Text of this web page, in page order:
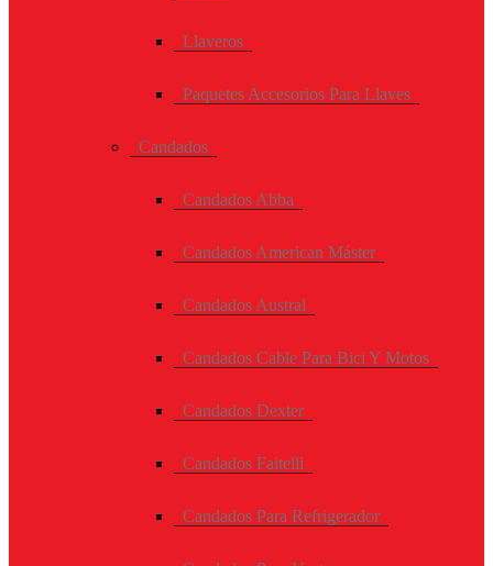
Llaveros
Paquetes Accesorios Para Llaves
Candados
Candados Abba
Candados American Máster
Candados Austral
Candados Cable Para Bici Y Motos
Candados Dexter
Candados Faitelli
Candados Para Refrigerador